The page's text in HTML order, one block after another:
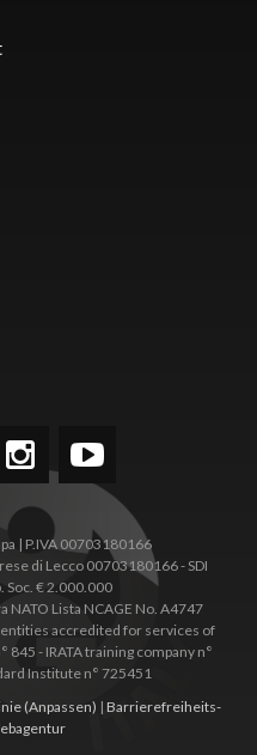
| P.IVA 00703180166
di Lecco 00703180166 - SDI
Soc. € 2.000.000
Lista NCAGE No. A4747
accredited for services of
- IRATA training company n°
Institute n° 725451
(Anpassen) | Barrierefreiheits­